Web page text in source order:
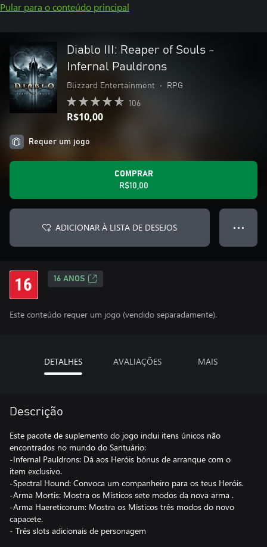
Pular para o conteúdo principal
Diablo III: Reaper of Souls -
Infernal Pauldrons
Blizzard Entertainment • RPG
106
R$10,00
Requer um jogo
COMPRAR
R$10,00
ADICIONAR À LISTA DE DESEJOS ● ● ●
16 ANOS
Este conteúdo requer um jogo (vendido separadamente).
DETALHES AVALIAÇÕES MAIS
Descrição
Este pacote de suplemento do jogo inclui itens únicos não
encontrados no mundo do Santuário:
-Infernal Pauldrons: Dá aos Heróis bónus de arranque com o
item exclusivo.
-Spectral Hound: Convoca um companheiro para os teus Heróis.
-Arma Mortis: Mostra os Místicos sete modos da nova arma .
-Arma Haereticorum: Mostra os Místicos três modos do novo
capacete.
- Três slots adicionais de personagem